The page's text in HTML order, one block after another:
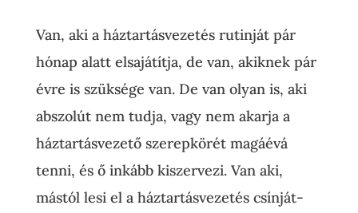
Van, aki a háztartásvezetés rutinját pár
hónap alatt elsajátítja, de van, akiknek pár
évre is szüksége van. De van olyan is, aki
abszolút nem tudja, vagy nem akarja a
háztartásvezető szerepkörét magáévá
tenni, és ő inkább kiszervezi. Van aki,
mástól lesi el a háztartásvezetés csínját-